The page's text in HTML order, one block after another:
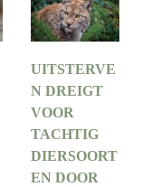
UITSTERVE
N DREIGT
VOOR
TACHTIG
DIERSOORT
EN DOOR